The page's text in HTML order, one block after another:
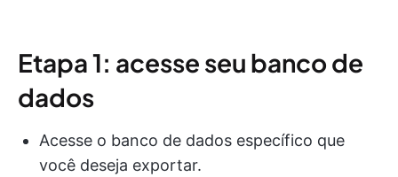
Etapa 1: acesse seu banco de
dados
Acesse o banco de dados específico que
você deseja exportar.